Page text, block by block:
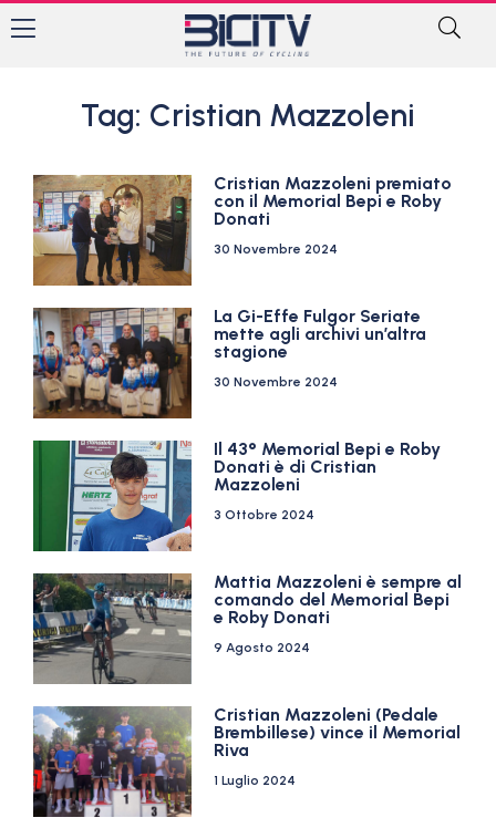
Tag: Cristian Mazzoleni
Cristian Mazzoleni premiato
con il Memorial Bepi e Roby
Donati
30 Novembre 2024
La Gi-Effe Fulgor Seriate
mette agli archivi un’altra
stagione
30 Novembre 2024
Il 43° Memorial Bepi e Roby
Donati è di Cristian
Mazzoleni
3 Ottobre 2024
Mattia Mazzoleni è sempre al
comando del Memorial Bepi
e Roby Donati
9 Agosto 2024
Cristian Mazzoleni (Pedale
Brembillese) vince il Memorial
Riva
1 Luglio 2024